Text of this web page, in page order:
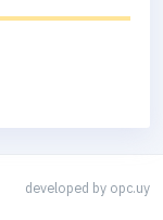
developed by opc.uy